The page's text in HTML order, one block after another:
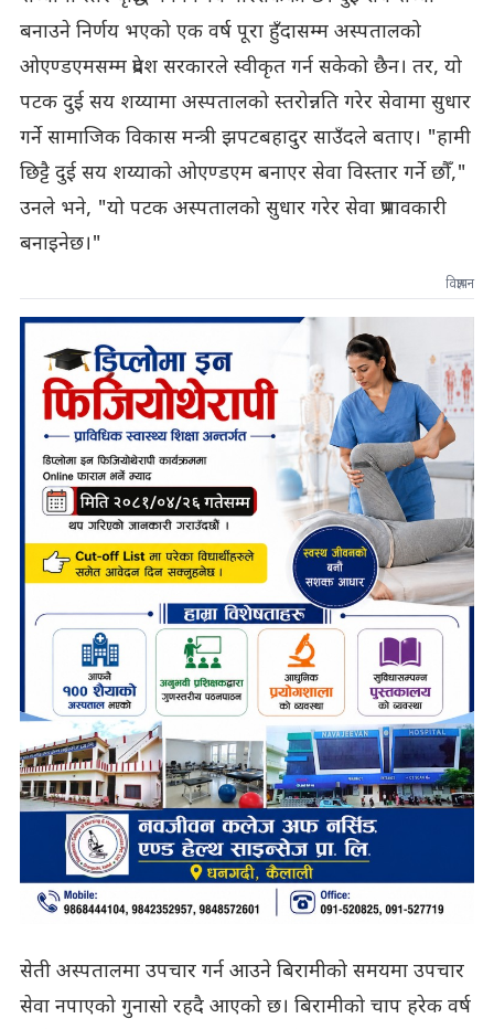
बनाउने निर्णय भएको एक वर्ष पूरा हुँदासम्म अस्पतालको
ओएण्डएमसम्म प्रदेश सरकारले स्वीकृत गर्न सकेको छैन। तर, यो
पटक दुई सय शय्यामा अस्पतालको स्तरोन्नति गरेर सेवामा सुधार
गर्ने सामाजिक विकास मन्त्री झपटबहादुर साउँदले बताए। "हामी
छिट्टै दुई सय शय्याको ओएण्डएम बनाएर सेवा विस्तार गर्ने छौँ,"
उनले भने, "यो पटक अस्पतालको सुधार गरेर सेवा प्रभावकारी
बनाइनेछ।"
विज्ञापन
सेती अस्पतालमा उपचार गर्न आउने बिरामीको समयमा उपचार
सेवा नपाएको गुनासो रहदै आएको छ। बिरामीको चाप हरेक वर्ष